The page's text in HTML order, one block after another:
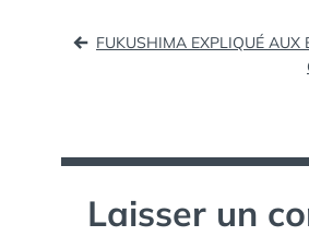
l’article
FUKUSHIMA EXPLIQUÉ AUX
Laisser un